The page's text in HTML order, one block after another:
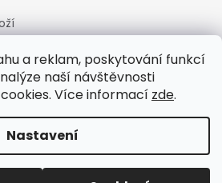
a reklam, poskytování funkcí
naší návštěvnosti
Více informací zde.
Nastavení
cookies
s.r.o.. Všechna práva vyhrazena.